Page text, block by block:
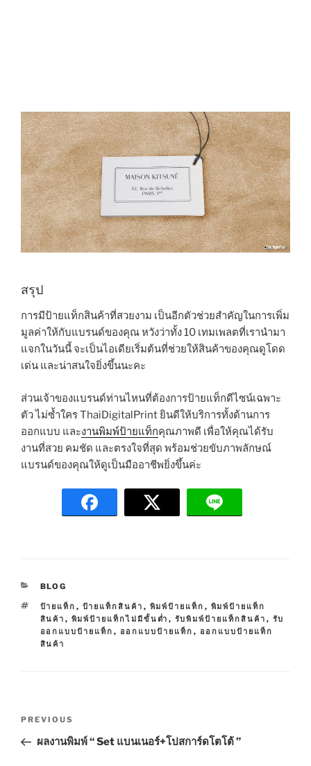
สรุป
การมีป้ายแท็กสินค้าที่สวยงาม เป็นอีกตัวช่วยสำคัญในการเพิ่ม
มูลค่าให้กับแบรนด์ของคุณ หวังว่าทั้ง 10 เทมเพลตที่เรานำมา
แจกในวันนี้ จะเป็นไอเดียเริ่มต้นที่ช่วยให้สินค้าของคุณดูโดด
เด่น และน่าสนใจยิ่งขึ้นนะคะ
ส่วนเจ้าของแบรนด์ท่านไหนที่ต้องการป้ายแท็กดีไซน์เฉพาะ
ตัว ไม่ซ้ำใคร ThaiDigitalPrint ยินดีให้บริการทั้งด้านการ
ออกแบบ และงานพิมพ์ป้ายแท็กคุณภาพดี เพื่อให้คุณได้รับ
งานที่สวย คมชัด และตรงใจที่สุด พร้อมช่วยขับภาพลักษณ์
แบรนด์ของคุณให้ดูเป็นมืออาชีพยิ่งขึ้นค่ะ
C
T
E
G
O
BLOG
T
A
G
S
ป้ายแท็ก , ป้ายแท็กสินค้า , พิมพ์ป้ายแท็ก , พิมพ์ป้ายแท็ก
สินค้า , พิมพ์ป้ายแท็กไม่มีขั้นต่ำ , รับพิมพ์ป้ายแท็กสินค้า , รับ
ออกแบบป้ายแท็ก , ออกแบบป้ายแท็ก , ออกแบบป้ายแท็ก
สินค้า
s
P
r
PREVIOUS
ผลงานพิมพ์ “ Set แบนเนอร์+โปสการ์ดโตโต้ ”